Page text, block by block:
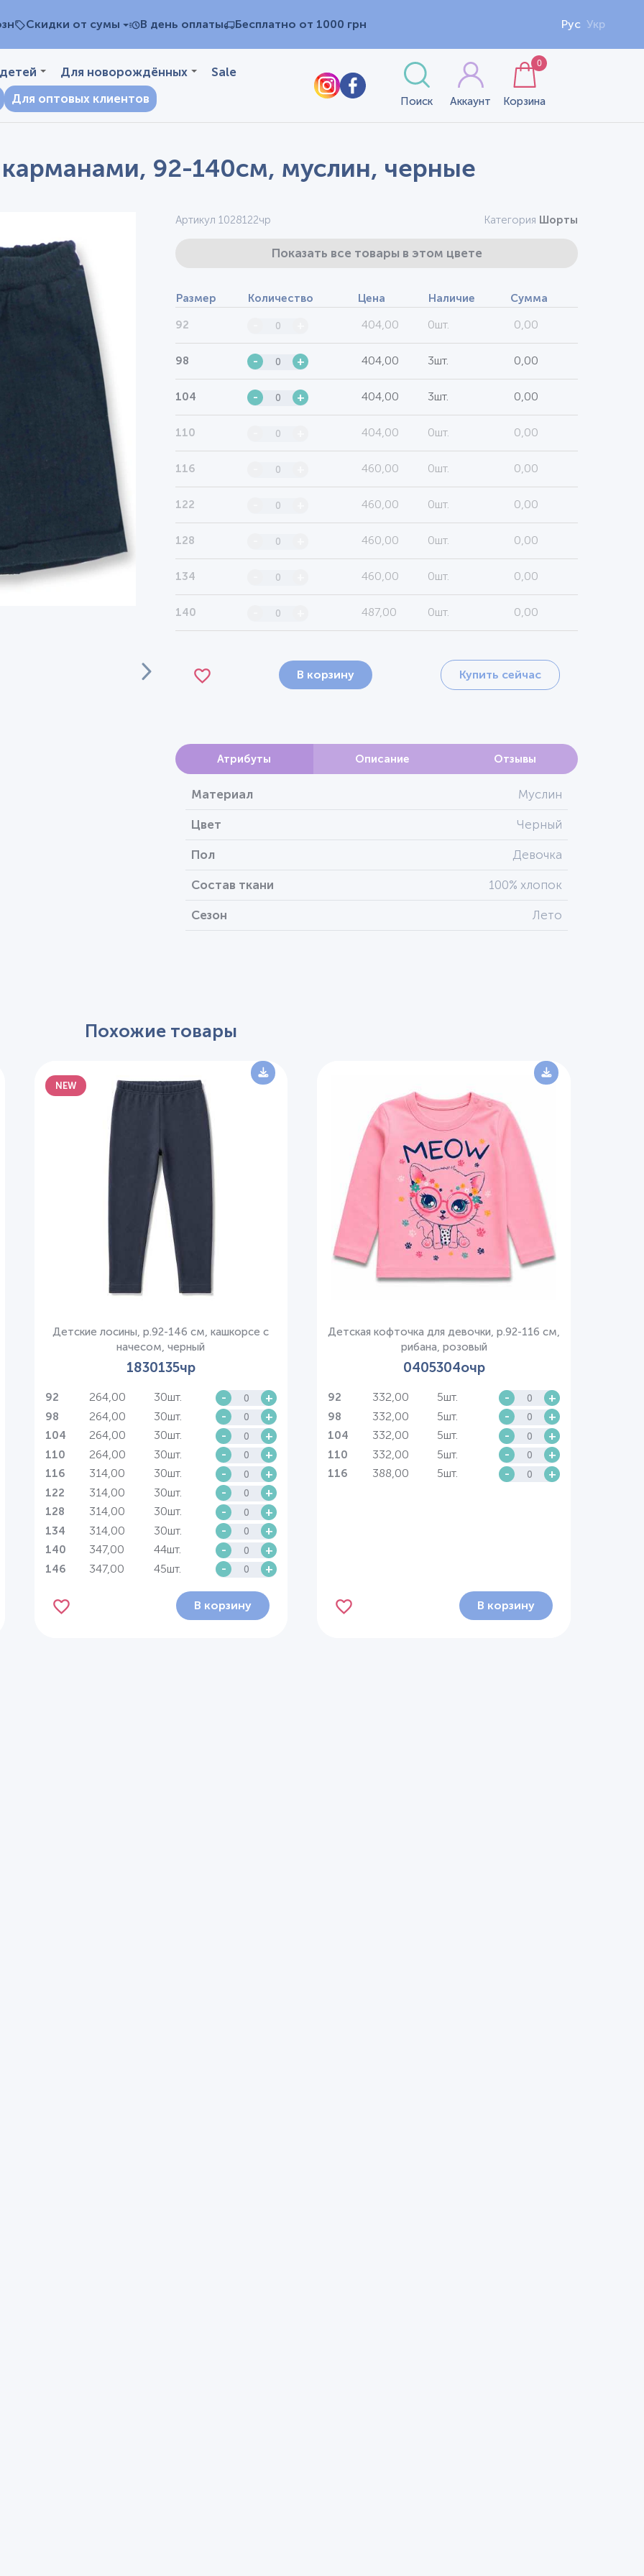
Скидки от сумы В день оплаты Бесплатно от 1000 грн Рус Укр
Для новорождённых
Sale
Для оптовых клиентов
Поиск Аккаунт Корзина
0
92-140см, муслин, черные
Артикул 1028122чр Категория Шорты
Показать все товары в этом цвете
Размер Количество Цена Наличие Сумма
92 404,00 0шт. 0,00
98 - + 404,00 3шт. 0,00
104 - + 404,00 3шт. 0,00
110 404,00 0шт. 0,00
116 460,00 0шт. 0,00
122 460,00 0шт. 0,00
128 460,00 0шт. 0,00
134 460,00 0шт. 0,00
140 487,00 0шт. 0,00
В корзину Купить сейчас
Атрибуты Описание Отзывы
Материал Муслин
Цвет Черный
Пол Девочка
Состав ткани 100% хлопок
Сезон Лето
Похожие товары
NEW
Детские лосины, р.92-146 см, кашкорсе с
начесом, черный
1830135чр
92 264,00 30шт. - +
98 264,00 30шт. - +
104 264,00 30шт. - +
110 264,00 30шт. - +
116 314,00 30шт. - +
122 314,00 30шт. - +
128 314,00 30шт. - +
134 314,00 30шт. - +
140 347,00 44шт. - +
146 347,00 45шт. - +
В корзину
Детская кофточка для девочки, р.92-116 см,
рибана, розовый
0405304очр
92 332,00 5шт. - +
98 332,00 5шт. - +
104 332,00 5шт. - +
110 332,00 5шт. - +
116 388,00 5шт. - +
В корзину